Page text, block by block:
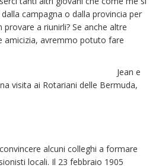
campagna o dalla provincia per
a riunirli? Se anche altre
amicizia, avremmo potuto fare
Jean e
visita ai Rotariani delle Bermuda,
alcuni colleghi a formare
locali. Il 23 febbraio 1905